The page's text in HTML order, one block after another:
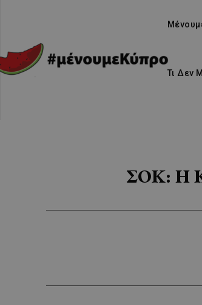
Τι Δεν
ΣΟΚ: Η